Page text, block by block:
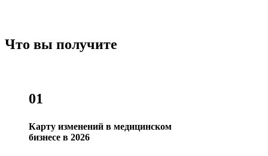
Что вы получите
01
Карту изменений в медицинском
бизнесе в 2026